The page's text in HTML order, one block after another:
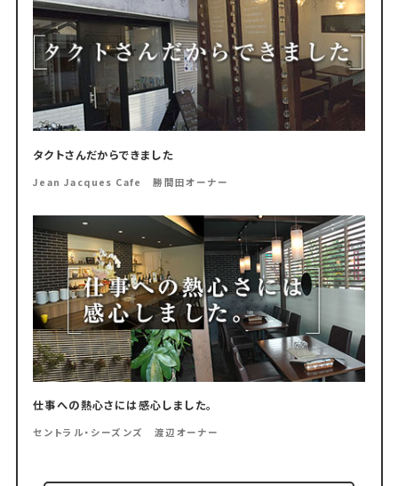
タクトさんだからできました
Jean Jacques Cafe 勝間田オーナー
仕事への熱心さには感心しました。
セントラル・シーズンズ 渡辺オーナー